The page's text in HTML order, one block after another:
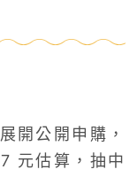
開公開申購，
元估算，抽中